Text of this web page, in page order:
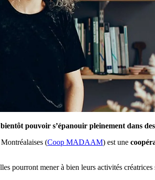
pouvoir s’épanouir pleinement dans
(Coop MADAAM) est une
pourront mener à bien leurs activités